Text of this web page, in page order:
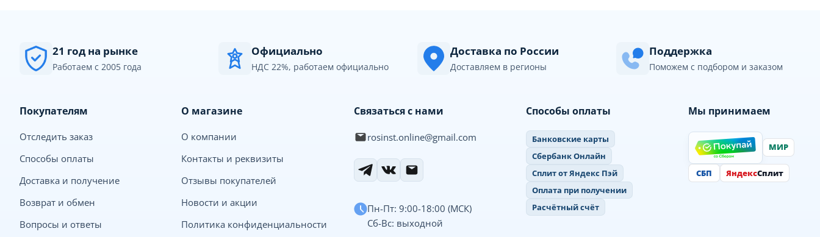
21 год на рынке
Работаем с 2005 года
Официально
НДС 22%, работаем официально
Доставка по России
Доставляем в регионы
Поддержка
Поможем с подбором и заказом
Покупателям
Отследить заказ
Способы оплаты
Доставка и получение
Возврат и обмен
Вопросы и ответы
О магазине
О компании
Контакты и реквизиты
Отзывы покупателей
Новости и акции
Политика конфиденциальности
Связаться с нами
rosinst.online@gmail.com
Пн-Пт: 9:00-18:00 (МСК)
Сб-Вс: выходной
Способы оплаты
Банковские карты
Сбербанк Онлайн
Сплит от Яндекс Пэй
Оплата при получении
Расчётный счёт
Мы принимаем
МИР
СБП ЯндексСплит